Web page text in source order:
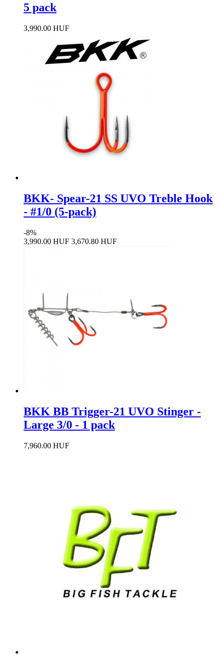
5 pack
3,990.00 HUF
BKK- Spear-21 SS UVO Treble Hook
- #1/0 (5-pack)
-8%
3,990.00 HUF 3,670.80 HUF
BKK BB Trigger-21 UVO Stinger -
Large 3/0 - 1 pack
7,960.00 HUF